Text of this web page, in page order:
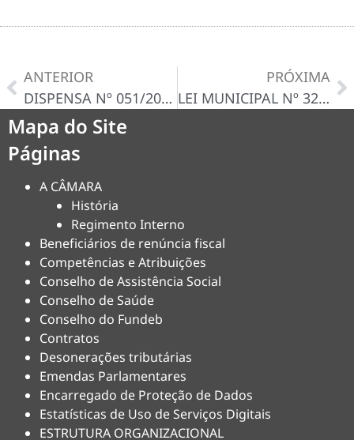
ANTERIOR
DISPENSA Nº 051/2024-D – CERTIDÃO/DECISÃO
PRÓXIMA
LEI MUNICIPAL Nº 329/2024, DE 04 DE OUTUBRO DE 2024
Mapa do Site
Páginas
A CÂMARA
História
Regimento Interno
Beneficiários de renúncia fiscal
Competências e Atribuições
Conselho de Assistência Social
Conselho de Saúde
Conselho do Fundeb
Contratos
Desonerações tributárias
Emendas Parlamentares
Encarregado de Proteção de Dados
Estatísticas de Uso de Serviços Digitais
ESTRUTURA ORGANIZACIONAL